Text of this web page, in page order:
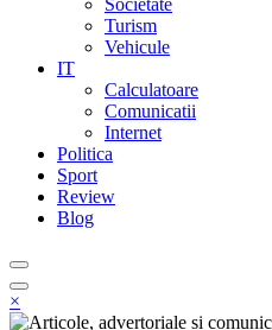
Societate
Turism
Vehicule
IT
Calculatoare
Comunicatii
Internet
Politica
Sport
Review
Blog
×